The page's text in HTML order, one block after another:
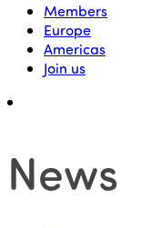
Members
Europe
Americas
Join us
News